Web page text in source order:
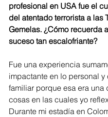
profesional en USA fue el
del atentado terrorista a las
Gemelas. ¿Cómo recuerda
suceso tan escalofriante?
Fue una experiencia
impactante en lo personal y
familiar porque esa era una
cosas en las cuales yo
Durante mi estadía en